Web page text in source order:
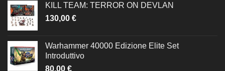
KILL TEAM: TERROR ON DEVLAN
130,00 €
Warhammer 40000 Edizione Elite Set
Introduttivo
80,00 €